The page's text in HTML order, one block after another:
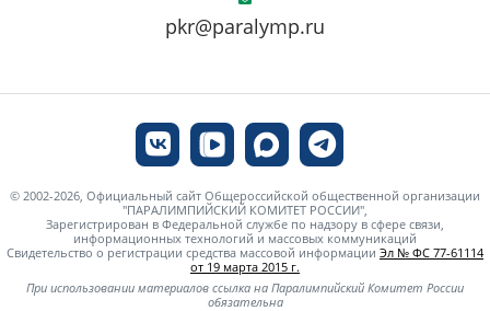
pkr@paralymp.ru
© 2002-2026, Официальный сайт Общероссийской общественной организации
"ПАРАЛИМПИЙСКИЙ КОМИТЕТ РОССИИ",
Зарегистрирован в Федеральной службе по надзору в сфере связи,
информационных технологий и массовых коммуникаций
Свидетельство о регистрации средства массовой информации Эл № ФС 77-61114
от 19 марта 2015 г.
При использовании материалов ссылка на Паралимпийский Комитет России
обязательна